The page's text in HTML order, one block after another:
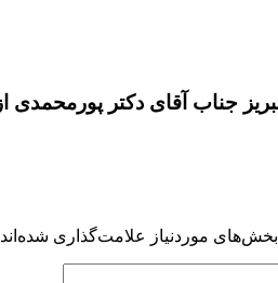
بخش‌های موردنیاز علامت‌گذاری شده‌اند